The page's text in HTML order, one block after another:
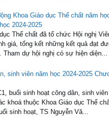
2024-2025
Thể chất đã tổ chức Hội nghị
giá, tổng kết những kết quả đạt
dự hội nghị có sự hiện diện...
buổi sinh hoạt công dân, sinh
khoá thuộc Khoa Giáo dục Thể
sinh hoạt, TS Nguyễn Vă...